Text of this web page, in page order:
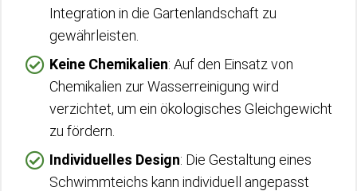
Integration in die Gartenlandschaft zu
gewährleisten.
Keine Chemikalien: Auf den Einsatz von
Chemikalien zur Wasserreinigung wird
verzichtet, um ein ökologisches Gleichgewicht
zu fördern.
Individuelles Design: Die Gestaltung eines
Schwimmteichs kann individuell angepasst